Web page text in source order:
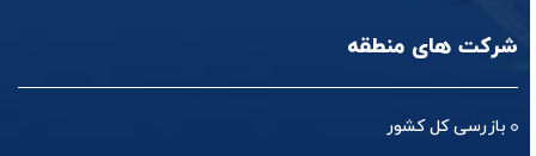
شرکت های منطقه
بازرسی کل کشور